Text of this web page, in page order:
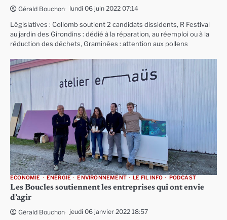
Gérald Bouchon lundi 06 juin 2022 07:14
Législatives : Collomb soutient 2 candidats dissidents, R Festival
au jardin des Girondins : dédié à la réparation, au réemploi ou à la
réduction des déchets, Graminées : attention aux pollens
ECONOMIE ENERGIE ENVIRONNEMENT LE FIL INFO PODCAST
Les Boucles soutiennent les entreprises qui ont envie
d’agir
Gérald Bouchon jeudi 06 janvier 2022 18:57